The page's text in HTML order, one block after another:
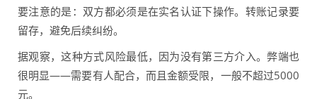
要注意的是：双方都必须是在实名认证下操作。转账记录要
留存，避免后续纠纷。
据观察，这种方式风险最低，因为没有第三方介入。弊端也
很明显——需要有人配合，而且金额受限，一般不超过5000
元。